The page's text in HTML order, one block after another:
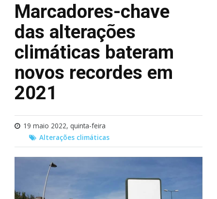
Marcadores-chave
das alterações
climáticas bateram
novos recordes em
2021
19 maio 2022, quinta-feira
Alterações climáticas